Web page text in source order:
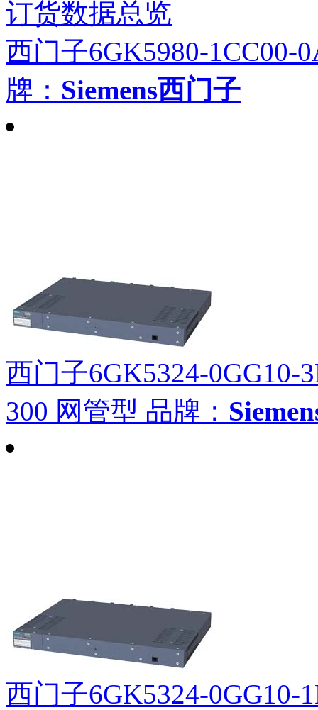
西门子6GK5980-1CC00-
牌： Siemens西门子
西门子6GK5324-0GG10-
300 网管型 品牌：
西门子6GK5324-0GG10-